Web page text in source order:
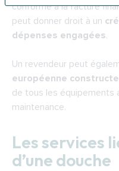
conforme à la facture
peut donner droit à un
dépenses engagées.
Un revendeur peut
européenne
de tous les équipements
maintenance.
Les services
d’une douche